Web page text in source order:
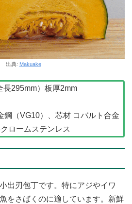
出典: Makuake
長295mm）板厚2mm
鋼（VG10）、芯材 コバルト合金
ロームステンレス
出刃包丁です。特にアジやイワ
をさばくのに適しています。新鮮